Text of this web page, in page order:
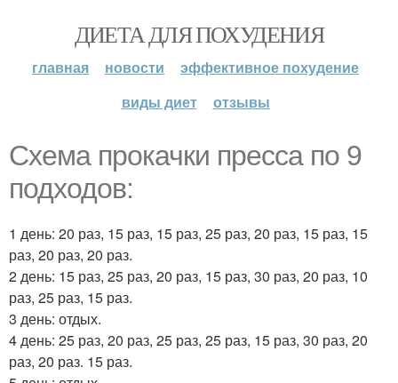
ДИЕТА ДЛЯ ПОХУДЕНИЯ
главная новости
эффективное похудение
виды диет
отзывы
Схема прокачки пресса по 9
подходов:
1 день: 20 раз, 15 раз, 15 раз, 25 раз, 20 раз, 15 раз, 15
раз, 20 раз, 20 раз.
2 день: 15 раз, 25 раз, 20 раз, 15 раз, 30 раз, 20 раз, 10
раз, 25 раз, 15 раз.
3 день: отдых.
4 день: 25 раз, 20 раз, 25 раз, 25 раз, 15 раз, 30 раз, 20
раз, 20 раз. 15 раз.